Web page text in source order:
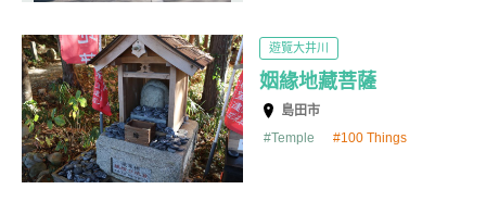
姻緣地藏菩薩
島田市
Temple
100 Things
遊覽大井川